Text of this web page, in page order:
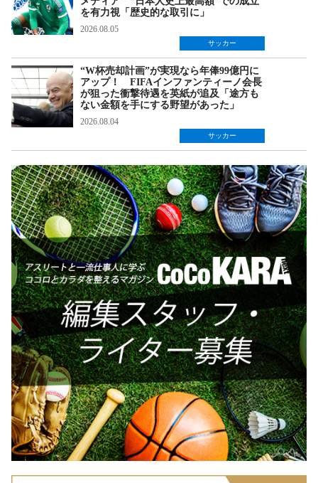
を有力視「歴史的な取引に」
2026.08.05
サッカー
“W杯売却計画”が実現なら年俸99億円に
アップ！ FIFAインファンティーノ会長
が狙った衝撃待遇を英紙が追及「途方も
ない金額を手にする野望があった」
2026.08.04
サッカー